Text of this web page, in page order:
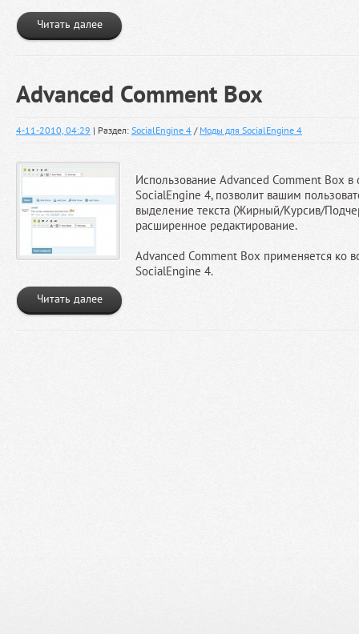
Читать далее
Advanced Comment Box
4-11-2010, 04:29 | Раздел: SocialEngine 4 / Моды для SocialEngine 4
Использование Advanced Comment Box в
SocialEngine 4, позволит вашим
выделение текста (Жирный/Курсив/
расширенное редактирование.
Advanced Comment Box применяется ко
SocialEngine 4.
Читать далее